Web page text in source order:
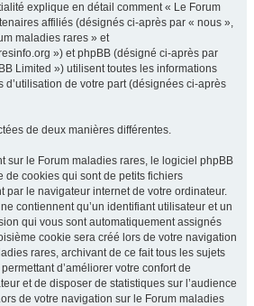
explique en détail comment « Le Forum
affiliés (désignés ci-après par « nous »,
maladies rares » et
») et phpBB (désigné ci-après par
Limited ») utilisent toutes les informations
d’utilisation de votre part (désignées ci-après
de deux manières différentes.
sur le Forum maladies rares, le logiciel phpBB
de cookies qui sont de petits fichiers
par le navigateur internet de votre ordinateur.
contiennent qu’un identifiant utilisateur et un
qui vous sont automatiquement assignés
cookie sera créé lors de votre navigation
rares, archivant de ce fait tous les sujets
d’améliorer votre confort de
et de disposer de statistiques sur l’audience
de votre navigation sur le Forum maladies